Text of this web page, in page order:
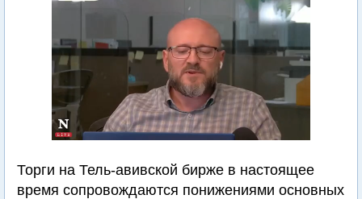
Торги на Тель-авивской бирже в настоящее
время сопровождаются понижениями основных